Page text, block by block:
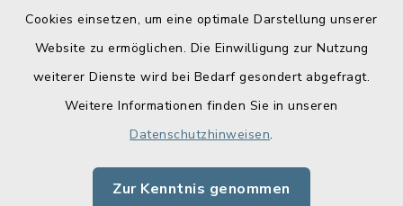
Cookies einsetzen, um eine optimale Darstellung unserer
Website zu ermöglichen. Die Einwilligung zur Nutzung
weiterer Dienste wird bei Bedarf gesondert abgefragt.
Weitere Informationen finden Sie in unseren
Datenschutzhinweisen.
Zur Kenntnis genommen
Datenschutz
Impressum
Sitemap
Cookie-Einstellungen